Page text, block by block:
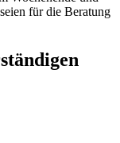
für die Beratung